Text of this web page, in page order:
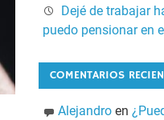
Dejé de trabajar
puedo pensionar en
COMENTARIOS
Alejandroen